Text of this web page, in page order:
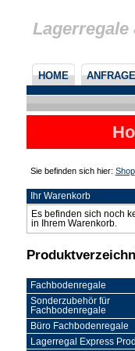
HOME
Sie befinden sich hier: Shop
Ihr Warenkorb
Es befinden sich noch
in Ihrem Warenkorb.
Fachbodenregale
Sonderzubehör für
Fachbodenregale
Büro Fachbodenregale
Lagerregal Express